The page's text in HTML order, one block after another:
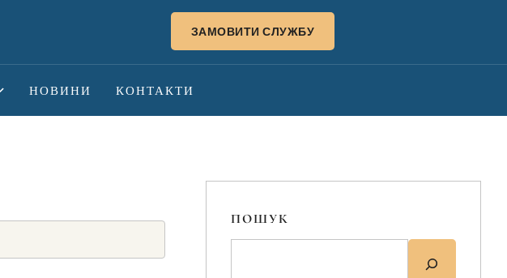
ЗАМОВИТИ СЛУЖБУ
НОВИНИ КОНТАКТИ
ПОШУК